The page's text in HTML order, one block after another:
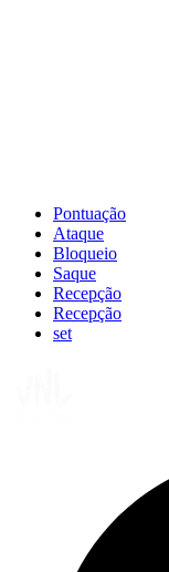
Pontuação
Ataque
Bloqueio
Saque
Recepção
Recepção
set